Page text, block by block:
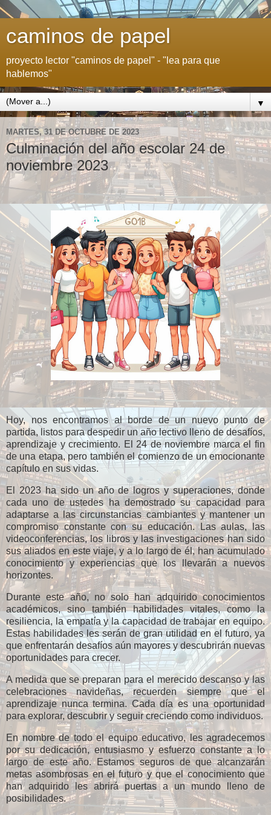
caminos de papel
proyecto lector "caminos de papel" - "lea para que
hablemos"
▼
MARTES, 31 DE OCTUBRE DE 2023
Culminación del año escolar 24 de
noviembre 2023
Hoy, nos encontramos al borde de un nuevo punto de
partida, listos para despedir un año lectivo lleno de desafíos,
aprendizaje y crecimiento. El 24 de noviembre marca el fin
de una etapa, pero también el comienzo de un emocionante
capítulo en sus vidas.
El 2023 ha sido un año de logros y superaciones, donde
cada uno de ustedes ha demostrado su capacidad para
adaptarse a las circunstancias cambiantes y mantener un
compromiso constante con su educación. Las aulas, las
videoconferencias, los libros y las investigaciones han sido
sus aliados en este viaje, y a lo largo de él, han acumulado
conocimiento y experiencias que los llevarán a nuevos
horizontes.
Durante este año, no solo han adquirido conocimientos
académicos, sino también habilidades vitales, como la
resiliencia, la empatía y la capacidad de trabajar en equipo.
Estas habilidades les serán de gran utilidad en el futuro, ya
que enfrentarán desafíos aún mayores y descubrirán nuevas
oportunidades para crecer.
A medida que se preparan para el merecido descanso y las
celebraciones navideñas, recuerden siempre que el
aprendizaje nunca termina. Cada día es una oportunidad
para explorar, descubrir y seguir creciendo como individuos.
En nombre de todo el equipo educativo, les agradecemos
por su dedicación, entusiasmo y esfuerzo constante a lo
largo de este año. Estamos seguros de que alcanzarán
metas asombrosas en el futuro y que el conocimiento que
han adquirido les abrirá puertas a un mundo lleno de
posibilidades.